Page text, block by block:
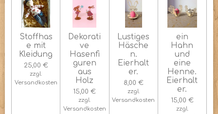
Stoffhas
e mit
Kleidung
25,00 €
zzgl.
Versandkosten
Dekorati
ve
Hasenfi
guren
aus
Holz
15,00 €
zzgl.
Versandkosten
Lustiges
Häsche
n.
Eierhalt
er.
8,00 €
zzgl.
Versandkosten
ein
Hahn
und
eine
Henne.
Eierhalt
er.
15,00 €
zzgl.